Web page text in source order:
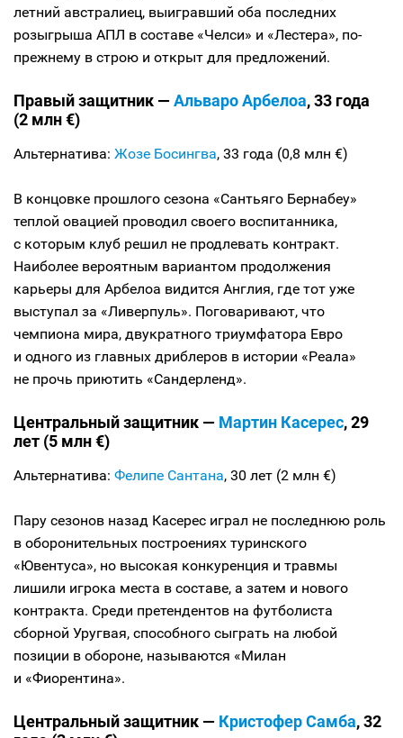
летний австралиец, выигравший оба последних
розыгрыша АПЛ в составе «Челси» и «Лестера», по-
прежнему в строю и открыт для предложений.
Правый защитник —Альваро Арбелоа, 33 года
(2 млн €)
Альтернатива: Жозе Босингва, 33 года (0,8 млн €)
В концовке прошлого сезона «Сантьяго Бернабеу»
теплой овацией проводил своего воспитанника,
с которым клуб решил не продлевать контракт.
Наиболее вероятным вариантом продолжения
карьеры для Арбелоа видится Англия, где тот уже
выступал за «Ливерпуль». Поговаривают, что
чемпиона мира, двукратного триумфатора Евро
и одного из главных дриблеров в истории «Реала»
не прочь приютить «Сандерленд».
Центральный защитник — Мартин Касерес, 29
лет (5 млн €)
Альтернатива: Фелипе Сантана, 30 лет (2 млн €)
Пару сезонов назад Касерес играл не последнюю роль
в оборонительных построениях туринского
«Ювентуса», но высокая конкуренция и травмы
лишили игрока места в составе, а затем и нового
контракта. Среди претендентов на футболиста
сборной Уругвая, способного сыграть на любой
позиции в обороне, называются «Милан
и «Фиорентина».
Центральный защитник — Кристофер Самба, 32